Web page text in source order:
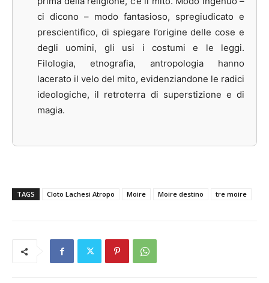
ci dicono – modo fantasioso, spregiudicato e
prescientifico, di spiegare l’origine delle cose e
degli uomini, gli usi i costumi e le leggi.
Filologia, etnografia, antropologia hanno
lacerato il velo del mito, evidenziandone le radici
ideologiche, il retroterra di superstizione e di
magia.
TAGS Cloto Lachesi Atropo Moire Moire destino tre moire